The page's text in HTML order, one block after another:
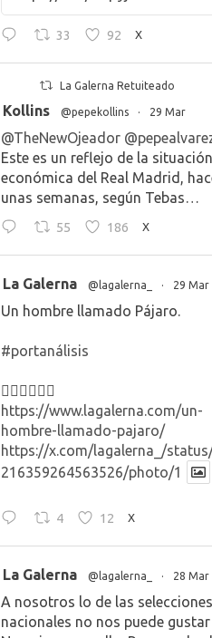
33 92 X
La Galerna Retuiteado
Kollins @pepekollins · 29 Mar
@TheNewOjeador
Este es un reflejo de la situación
económica del Real Madrid,
unas semanas, según Tebas…
55 186 X
La Galerna @lagalerna_ · 29 Mar
Un hombre llamado Pájaro.
#portanálisis
👉🏻👉🏻👉🏻
https://www.lagalerna.com/un-
hombre-llamado-pajaro/
https://x.com/lagalerna_/
216359264563526/photo/1
4 12 X
La Galerna @lagalerna_ · 28 Mar
A nosotros lo de las selecciones
nacionales no nos puede